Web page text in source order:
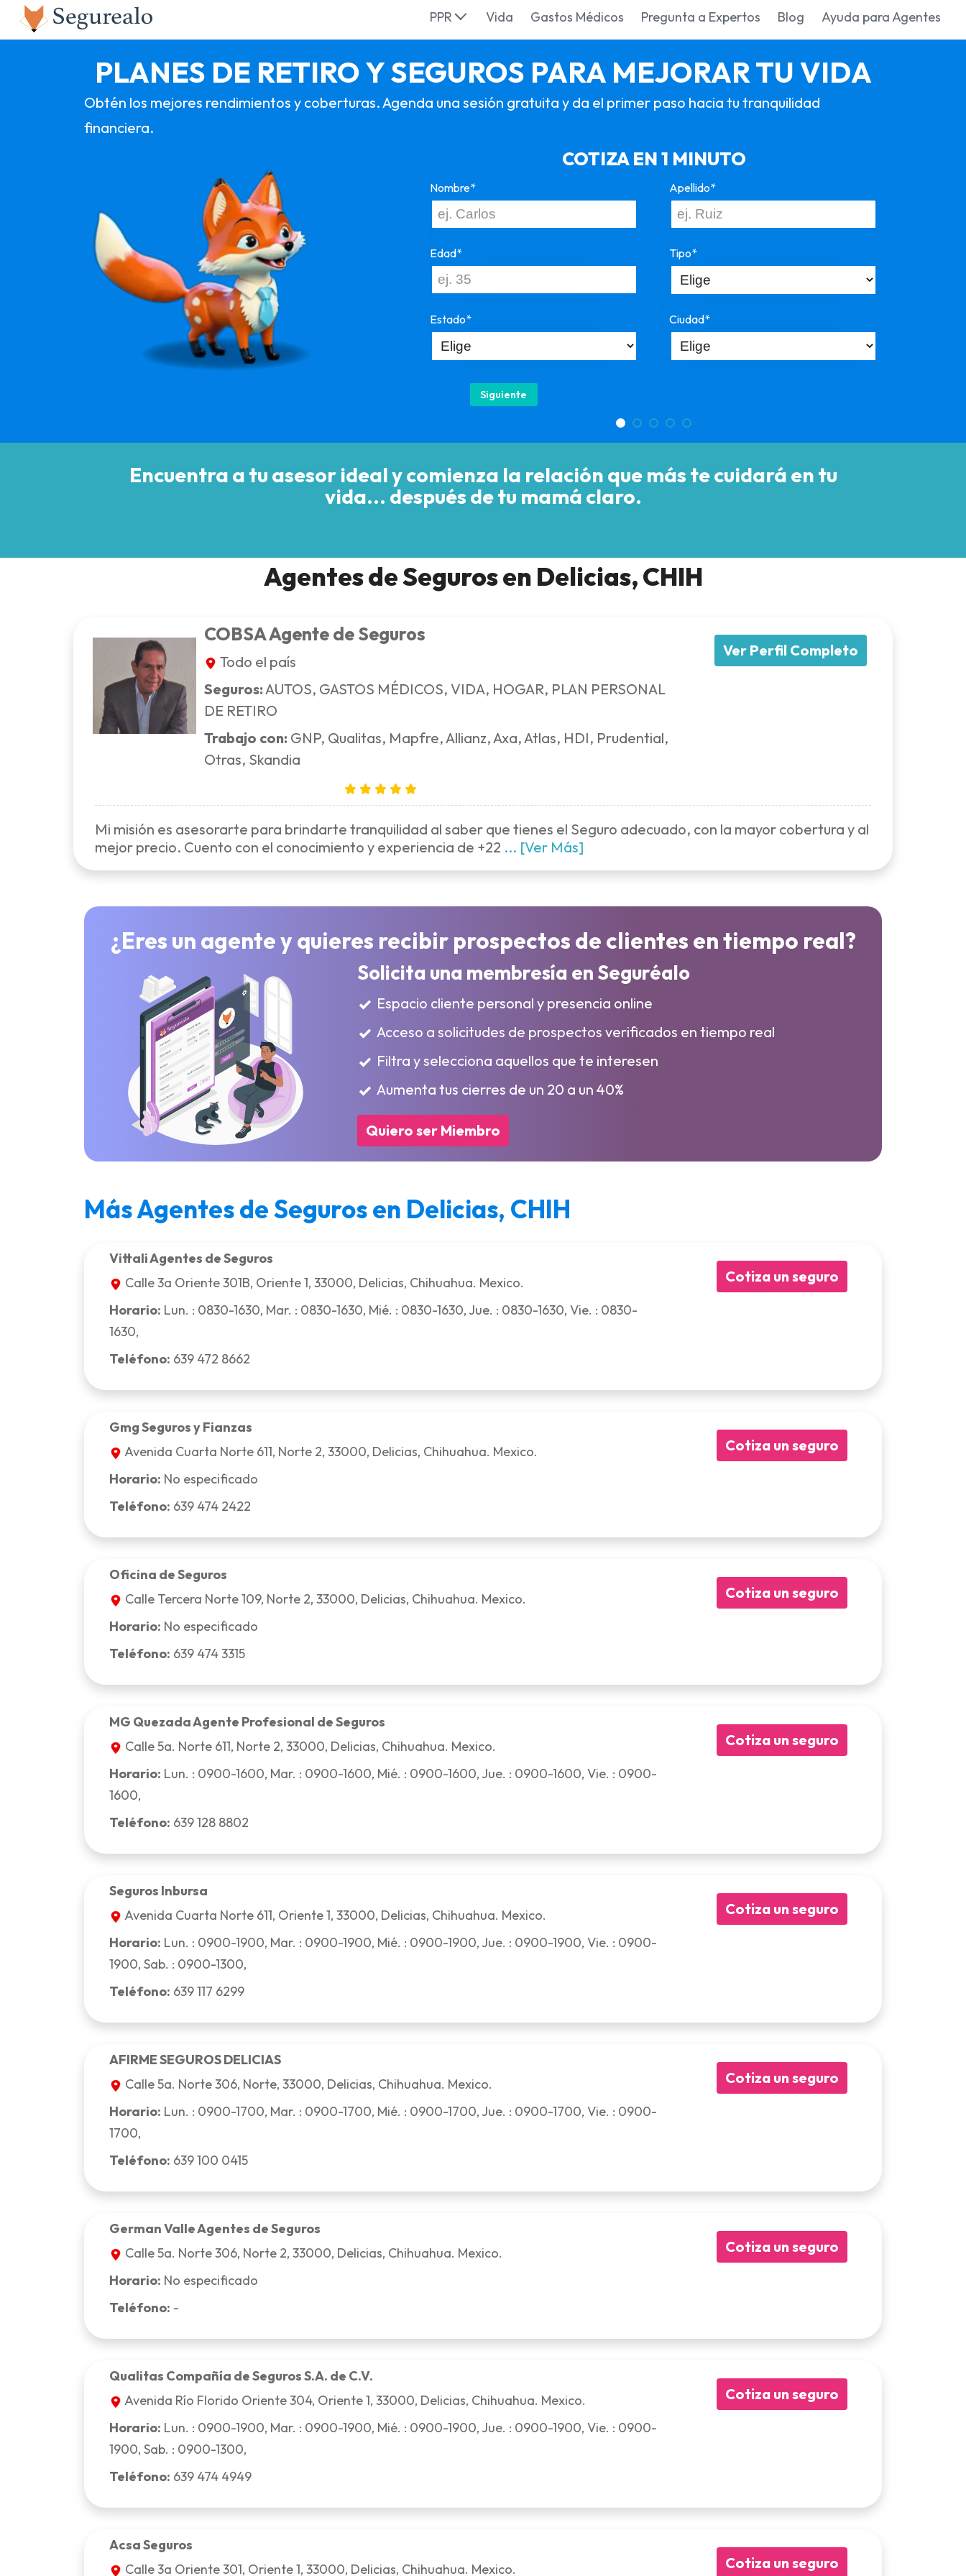
PPR Vida Gastos Médicos Pregunta a Expertos Blog Ayuda para Agentes
PLANES DE RETIRO Y SEGUROS PARA MEJORAR TU VIDA
Obtén los mejores rendimientos y coberturas. Agenda una sesión gratuita y da el primer paso hacia tu tranquilidad
financiera.
COTIZA EN 1 MINUTO
Nombre* Apellido*
Edad* Tipo*
Estado* Ciudad*
Siguiente
Encuentra a tu asesor ideal y comienza la relación que más te cuidará en tu
vida... después de tu mamá claro.
Agentes de Seguros en Delicias, CHIH
COBSA Agente de Seguros
Todo el país
Seguros:AUTOS, GASTOS MÉDICOS, VIDA, HOGAR, PLAN PERSONAL
DE RETIRO
Trabajo con: GNP, Qualitas, Mapfre, Allianz, Axa, Atlas, HDI, Prudential,
Otras, Skandia
Ver Perfil Completo
Mi misión es asesorarte para brindarte tranquilidad al saber que tienes el Seguro adecuado, con la mayor cobertura y al
mejor precio. Cuento con el conocimiento y experiencia de +22 ... [Ver Más]
¿Eres un agente y quieres recibir prospectos de clientes en tiempo real?
Solicita una membresía en Seguréalo
Espacio cliente personal y presencia online
Acceso a solicitudes de prospectos verificados en tiempo real
Filtra y selecciona aquellos que te interesen
Aumenta tus cierres de un 20 a un 40%
Quiero ser Miembro
Más Agentes de Seguros en Delicias, CHIH
Vittali Agentes de Seguros
Calle 3a Oriente 301B, Oriente 1, 33000, Delicias, Chihuahua. Mexico.
Horario: Lun. : 0830-1630, Mar. : 0830-1630, Mié. : 0830-1630, Jue. : 0830-1630, Vie. : 0830-
1630,
Teléfono: 639 472 8662
Cotiza un seguro
Gmg Seguros y Fianzas
Avenida Cuarta Norte 611, Norte 2, 33000, Delicias, Chihuahua. Mexico.
Horario: No especificado
Teléfono: 639 474 2422
Cotiza un seguro
Oficina de Seguros
Calle Tercera Norte 109, Norte 2, 33000, Delicias, Chihuahua. Mexico.
Horario: No especificado
Teléfono: 639 474 3315
Cotiza un seguro
MG Quezada Agente Profesional de Seguros
Calle 5a. Norte 611, Norte 2, 33000, Delicias, Chihuahua. Mexico.
Horario: Lun. : 0900-1600, Mar. : 0900-1600, Mié. : 0900-1600, Jue. : 0900-1600, Vie. : 0900-
1600,
Teléfono: 639 128 8802
Cotiza un seguro
Seguros Inbursa
Avenida Cuarta Norte 611, Oriente 1, 33000, Delicias, Chihuahua. Mexico.
Horario: Lun. : 0900-1900, Mar. : 0900-1900, Mié. : 0900-1900, Jue. : 0900-1900, Vie. : 0900-
1900, Sab. : 0900-1300,
Teléfono: 639 117 6299
Cotiza un seguro
AFIRME SEGUROS DELICIAS
Calle 5a. Norte 306, Norte, 33000, Delicias, Chihuahua. Mexico.
Horario: Lun. : 0900-1700, Mar. : 0900-1700, Mié. : 0900-1700, Jue. : 0900-1700, Vie. : 0900-
1700,
Teléfono: 639 100 0415
Cotiza un seguro
German Valle Agentes de Seguros
Calle 5a. Norte 306, Norte 2, 33000, Delicias, Chihuahua. Mexico.
Horario: No especificado
Teléfono: -
Cotiza un seguro
Qualitas Compañía de Seguros S.A. de C.V.
Avenida Río Florido Oriente 304, Oriente 1, 33000, Delicias, Chihuahua. Mexico.
Horario: Lun. : 0900-1900, Mar. : 0900-1900, Mié. : 0900-1900, Jue. : 0900-1900, Vie. : 0900-
1900, Sab. : 0900-1300,
Teléfono: 639 474 4949
Cotiza un seguro
Acsa Seguros
Calle 3a Oriente 301, Oriente 1, 33000, Delicias, Chihuahua. Mexico.
Cotiza un seguro